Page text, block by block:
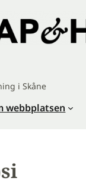
i Skåne
webbplatsen